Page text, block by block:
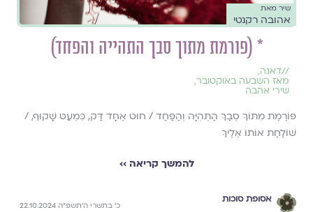
שיר מאת
אהובה רקנטי
* (פורמת מתוך סבך התהייה והפחד)
//דאגה,
מאז השבעה באוקטובר,
שירי אהבה
פּוֹרֶמֶת מִתּוֹךְ סְבַךְ הַתְּהִיָּה וְהַפַּחַד / חוּט אֶחָד דַּק, כִּמְעַט שָׁקוּף, /
שׁוֹלַחַת אוֹתוֹ אֵלֶיךָ
להמשך קריאה ››
אסופת סוכות
כ׳ בתשרי ה׳תשפ״ה 22.10.2024